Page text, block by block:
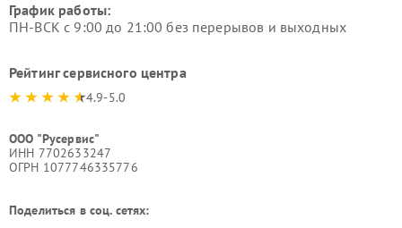
График работы:
ПН-ВСК с 9:00 до 21:00 без перерывов и выходных
Рейтинг сервисного центра
4.9-5.0
ООО "Русервис"
ИНН 7702633247
ОГРН 1077746335776
Поделиться в соц. сетях: